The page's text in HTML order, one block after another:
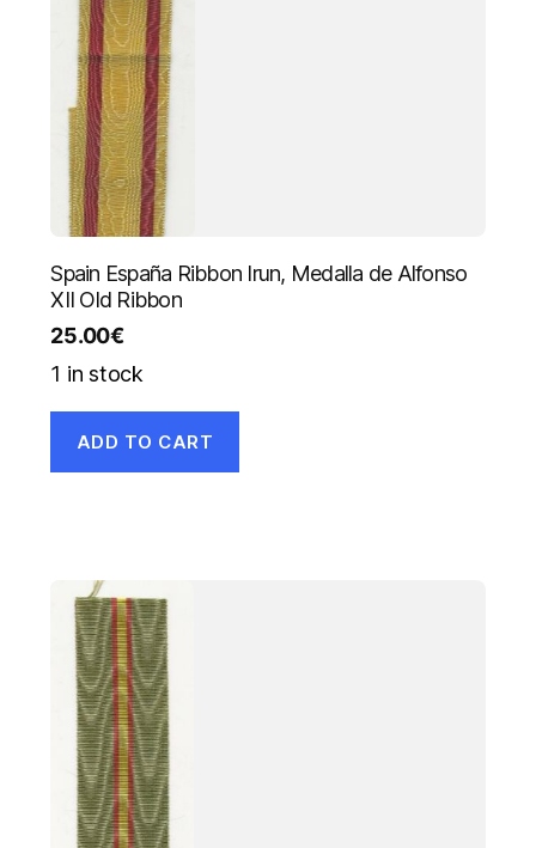
Spain España Ribbon Irun, Medalla de Alfonso
XII Old Ribbon
25.00€
1 in stock
ADD TO CART